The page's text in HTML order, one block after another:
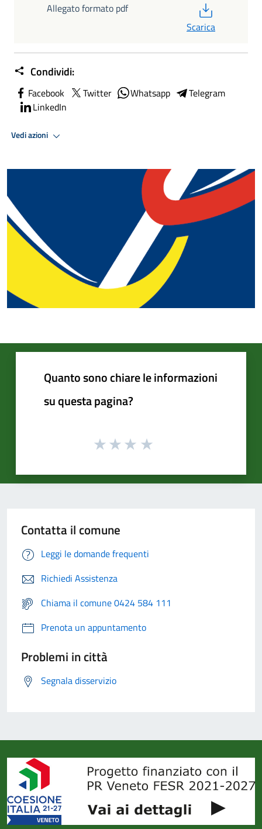
Allegato formato pdf
Scarica
Condividi:
Facebook Twitter Whatsapp
Telegram
LinkedIn
Vedi azioni
Quanto sono chiare le informazioni
su questa pagina?
Contatta il comune
Leggi le domande frequenti
Richiedi Assistenza
Chiama il comune 0424 584 111
Prenota un appuntamento
Problemi in città
Segnala disservizio